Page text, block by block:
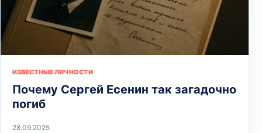
ИЗВЕСТНЫЕ ЛИЧНОСТИ
Почему Сергей Есенин так загадочно
погиб
28.09.2025